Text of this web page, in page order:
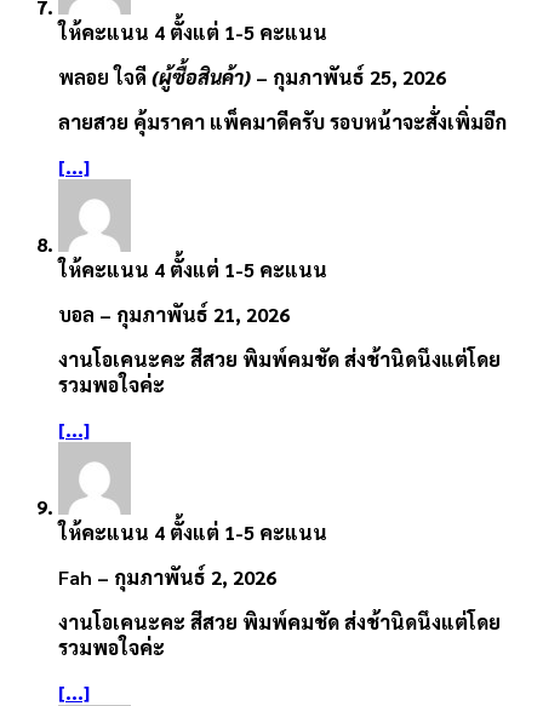
ให้คะแนน 4 ตั้งแต่ 1-5 คะแนน
พลอย ใจดี (ผู้ซื้อสินค้า) – กุมภาพันธ์ 25, 2026
ลายสวย คุ้มราคา แพ็คมาดีครับ รอบหน้าจะสั่งเพิ่มอีก
[...]
ให้คะแนน 4 ตั้งแต่ 1-5 คะแนน
บอล – กุมภาพันธ์ 21, 2026
งานโอเคนะคะ สีสวย พิมพ์คมชัด ส่งช้านิดนึงแต่โดย
รวมพอใจค่ะ
[...]
ให้คะแนน 4 ตั้งแต่ 1-5 คะแนน
Fah – กุมภาพันธ์ 2, 2026
งานโอเคนะคะ สีสวย พิมพ์คมชัด ส่งช้านิดนึงแต่โดย
รวมพอใจค่ะ
[...]